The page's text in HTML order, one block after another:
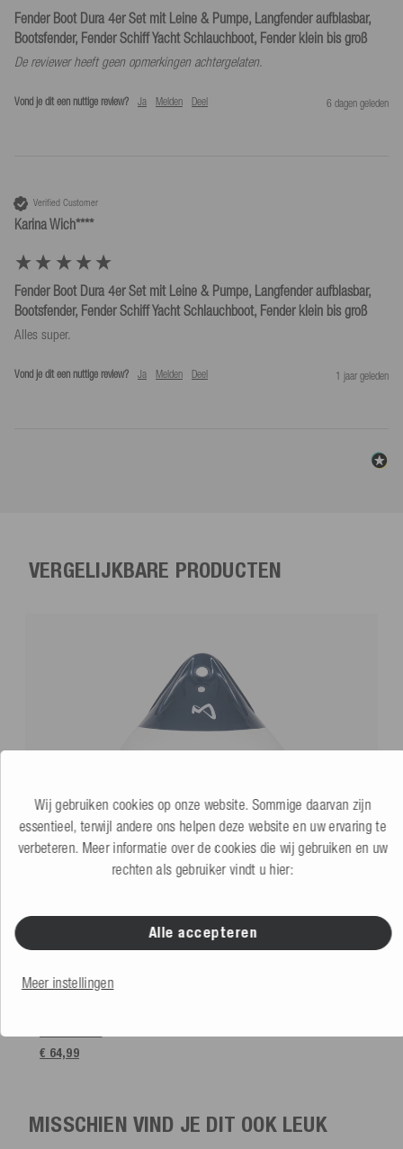
Fender Boot Dura 4er Set mit Leine & Pumpe, Langfender aufblasbar,
Bootsfender, Fender Schiff Yacht Schlauchboot, Fender klein bis groß
De reviewer heeft geen opmerkingen achtergelaten.
Vond je dit een nuttige review? Ja Melden Deel 6 dagen geleden
Verified Customer
Karina Wich****
Fender Boot Dura 4er Set mit Leine & Pumpe, Langfender aufblasbar,
Bootsfender, Fender Schiff Yacht Schlauchboot, Fender klein bis groß
Alles super.
Vond je dit een nuttige review? Ja Melden Deel 1 jaar geleden
VERGELIJKBARE PRODUCTEN
Mesle Stootwil voor Boot Globe
€ 64,99
MISSCHIEN VIND JE DIT OOK LEUK
Wij gebruiken cookies op onze website. Sommige daarvan zijn
essentieel, terwijl andere ons helpen deze website en uw ervaring te
verbeteren. Meer informatie over de cookies die wij gebruiken en uw
rechten als gebruiker vindt u hier:
Alle accepteren
Meer instellingen